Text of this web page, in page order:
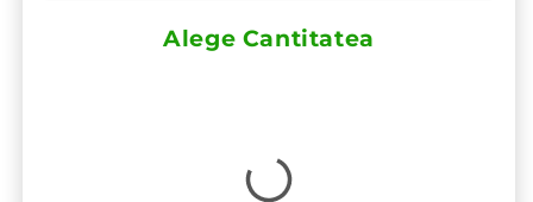
Alege Cantitatea